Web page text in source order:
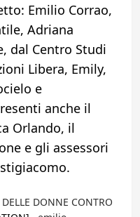
Emilio Corrao,
Adriana
dal Centro Studi
Libera, Emily,
e
anche il
Orlando, il
e gli assessori
DONNE CONTRO